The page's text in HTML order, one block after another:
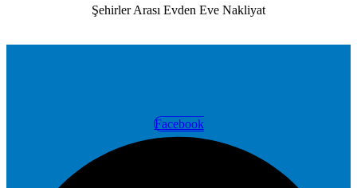
Şehirler Arası Evden Eve Nakliyat
Facebook